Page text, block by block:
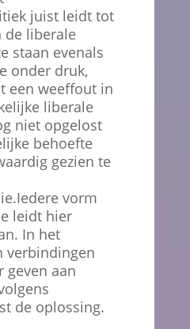
juist leidt tot
de liberale
staan evenals
onder druk,
een weeffout in
liberale
niet opgelost
behoefte
gezien te
vorm
leidt hier
In het
verbindingen
geven aan
de oplossing.